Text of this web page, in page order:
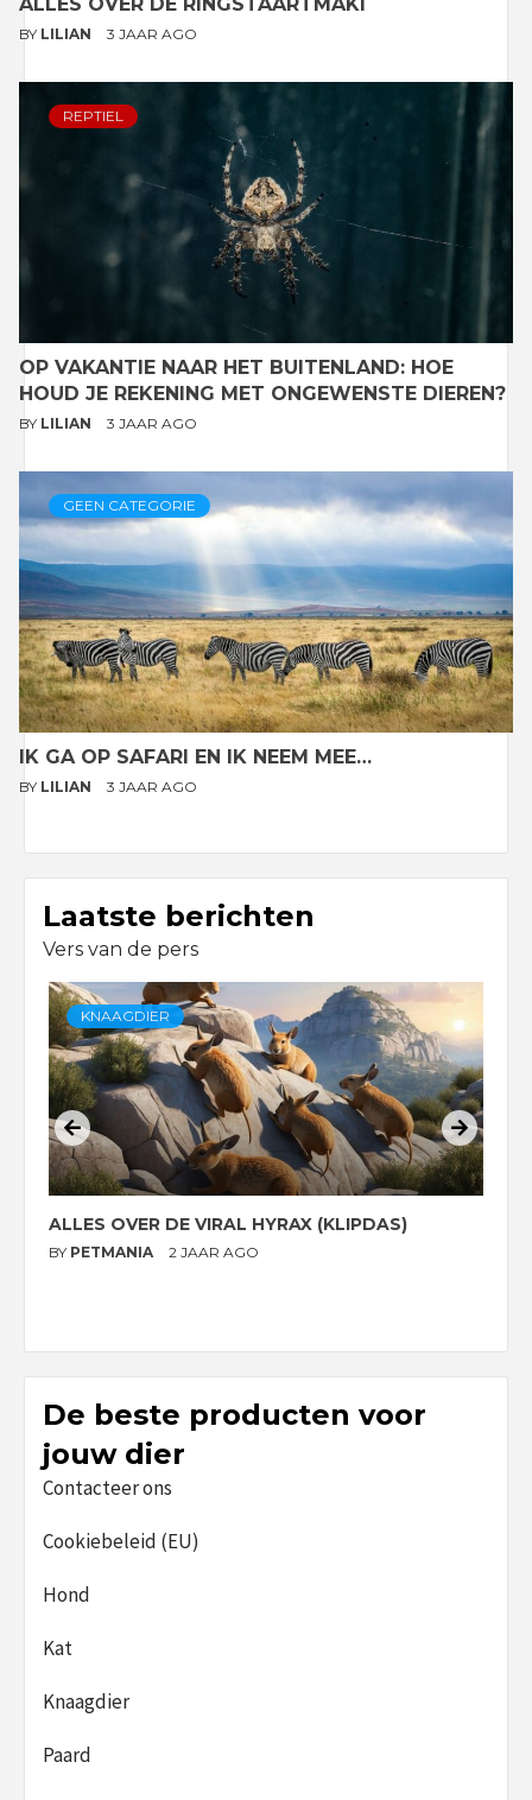
BY LILIAN 3 JAAR AGO
REPTIEL
OP VAKANTIE NAAR HET BUITENLAND: HOE
HOUD JE REKENING MET ONGEWENSTE DIEREN?
BY LILIAN 3 JAAR AGO
GEEN CATEGORIE
IK GA OP SAFARI EN IK NEEM MEE…
BY LILIAN 3 JAAR AGO
Laatste berichten
Vers van de pers
KNAAGDIER
ALLES OVER DE VIRAL HYRAX (KLIPDAS)
BY PETMANIA 2 JAAR AGO
De beste producten voor
jouw dier
Contacteer ons
Cookiebeleid (EU)
Hond
Kat
Knaagdier
Paard